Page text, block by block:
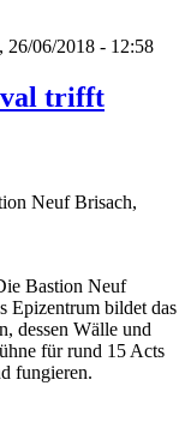
26/06/2018 - 12:58
trifft
Neuf Brisach,
Bastion Neuf
Epizentrum bildet das
dessen Wälle und
für rund 15 Acts
fungieren.